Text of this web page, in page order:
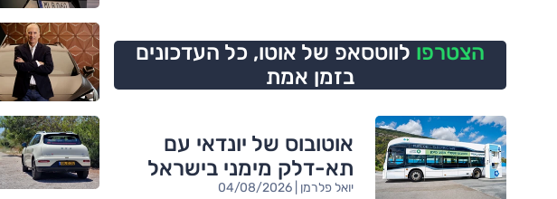
הצטרפו לווטסאפ של אוטו, כל העדכונים
בזמן אמת
אוטובוס של יונדאי עם
תא-דלק מימני בישראל
יואל פלרמן | 04/08/2026